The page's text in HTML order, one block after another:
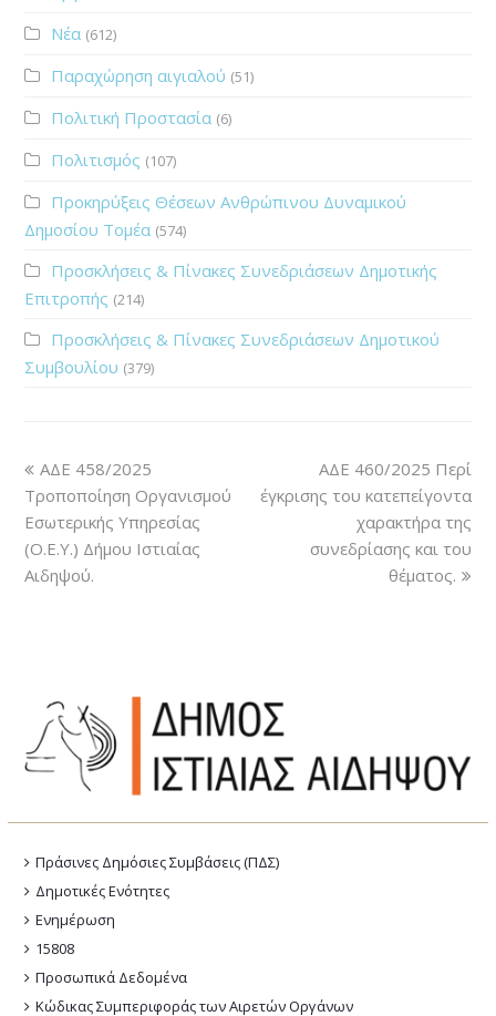
Νέα (612)
Παραχώρηση αιγιαλού (51)
Πολιτική Προστασία (6)
Πολιτισμός (107)
Προκηρύξεις Θέσεων Ανθρώπινου Δυναμικού
Δημοσίου Τομέα (574)
Προσκλήσεις & Πίνακες Συνεδριάσεων Δημοτικής
Επιτροπής (214)
Προσκλήσεις & Πίνακες Συνεδριάσεων Δημοτικού
Συμβουλίου (379)
ΑΔΕ 458/2025
Τροποποίηση Οργανισμού
Εσωτερικής Υπηρεσίας
(Ο.Ε.Υ.) Δήμου Ιστιαίας
Αιδηψού.
ΑΔΕ 460/2025 Περί
έγκρισης του κατεπείγοντα
χαρακτήρα της
συνεδρίασης και του
θέματος.
Πράσινες Δημόσιες Συμβάσεις (ΠΔΣ)
Δημοτικές Ενότητες
Ενημέρωση
15808
Προσωπικά Δεδομένα
Κώδικας Συμπεριφοράς των Αιρετών Οργάνων